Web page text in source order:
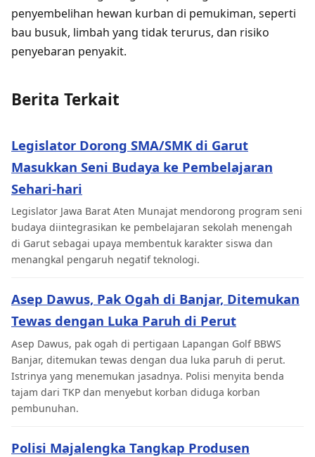
penyembelihan hewan kurban di pemukiman, seperti
bau busuk, limbah yang tidak terurus, dan risiko
penyebaran penyakit.
Berita Terkait
Legislator Dorong SMA/SMK di Garut
Masukkan Seni Budaya ke Pembelajaran
Sehari-hari
Legislator Jawa Barat Aten Munajat mendorong program seni
budaya diintegrasikan ke pembelajaran sekolah menengah
di Garut sebagai upaya membentuk karakter siswa dan
menangkal pengaruh negatif teknologi.
Asep Dawus, Pak Ogah di Banjar, Ditemukan
Tewas dengan Luka Paruh di Perut
Asep Dawus, pak ogah di pertigaan Lapangan Golf BBWS
Banjar, ditemukan tewas dengan dua luka paruh di perut.
Istrinya yang menemukan jasadnya. Polisi menyita benda
tajam dari TKP dan menyebut korban diduga korban
pembunuhan.
Polisi Majalengka Tangkap Produsen